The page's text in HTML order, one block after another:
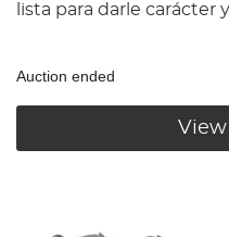
lista para darle carácter
Auction ended